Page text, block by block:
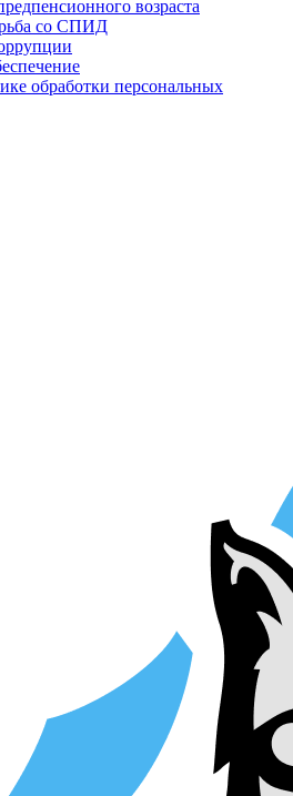
возраста
со СПИД
обработки персональных